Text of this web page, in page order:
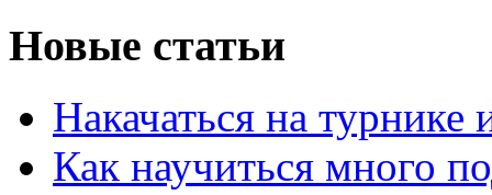
Новые статьи
Накачаться на турнике
Как научиться много